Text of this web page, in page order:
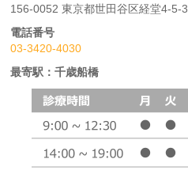
156-0052 東京都世田谷区経堂4-5-3
電話番号
03-3420-4030
最寄駅：千歳船橋